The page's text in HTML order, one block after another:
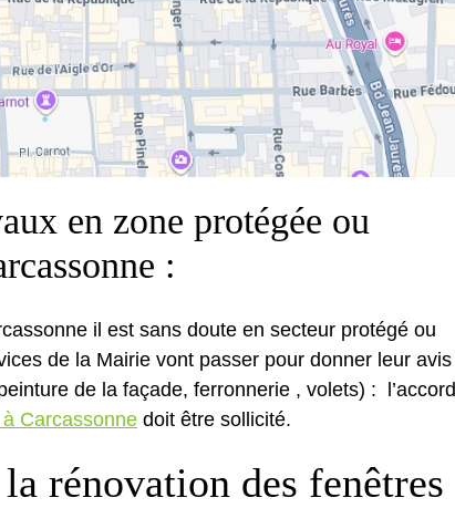
en zone protégée ou
:
il est sans doute en secteur protégé ou
de la Mairie vont passer pour donner leur avis
de la façade, ferronnerie , volets) : l’accord
à Carcassonne doit être sollicité.
rénovation des fenêtres